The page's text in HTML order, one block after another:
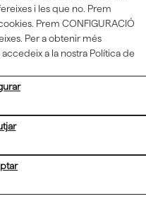
i subvencionada pel
i finançada pel Fons
de la Unió
19.
Tots els drets reservats.
i les que no. Prem
Prem CONFIGURACIÓ
Per a obtenir més
a la nostra Política de